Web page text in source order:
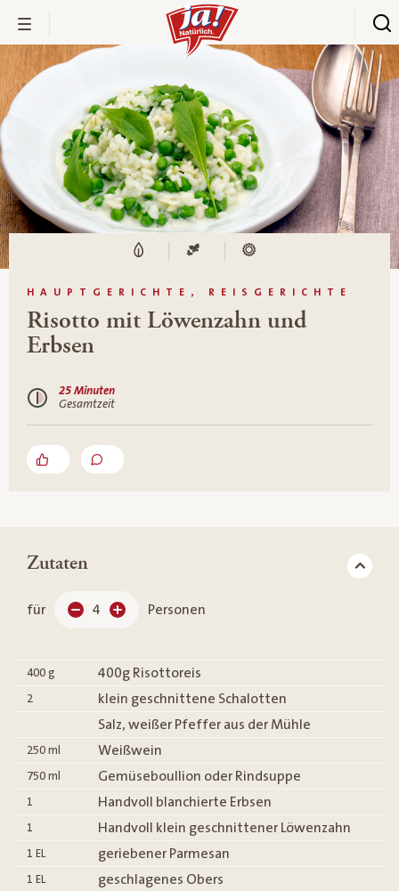
HAUPTGERICHTE, REISGERICHTE
Risotto mit Löwenzahn und
Erbsen
25 Minuten
Gesamtzeit
Zutaten
für 4 Personen
400 g 400g Risottoreis
2
klein geschnittene Schalotten
Salz, weißer Pfeffer aus der Mühle
250 ml Weißwein
750 ml Gemüseboullion oder Rindsuppe
1 Handvoll blanchierte Erbsen
1 Handvoll klein geschnittener Löwenzahn
1 EL geriebener Parmesan
1 EL
geschlagenes Obers